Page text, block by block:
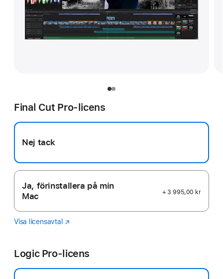
Final Cut Pro-licens
Nej tack
Ja, förinstallera på min
Mac
+ 3 995,00 kr
Visa licensavtal
Final
(Öppnas
nytt
Logic Pro-licens